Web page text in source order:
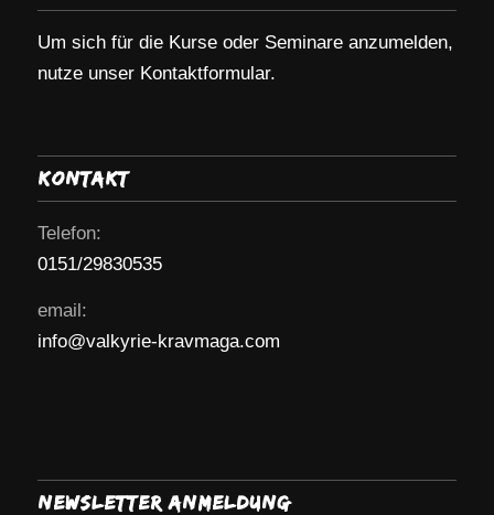
Um sich für die Kurse oder Seminare anzumelden,
nutze unser Kontaktformular.
Kontakt
Telefon:
0151/29830535
email:
info@valkyrie-kravmaga.com
Newsletter Anmeldung